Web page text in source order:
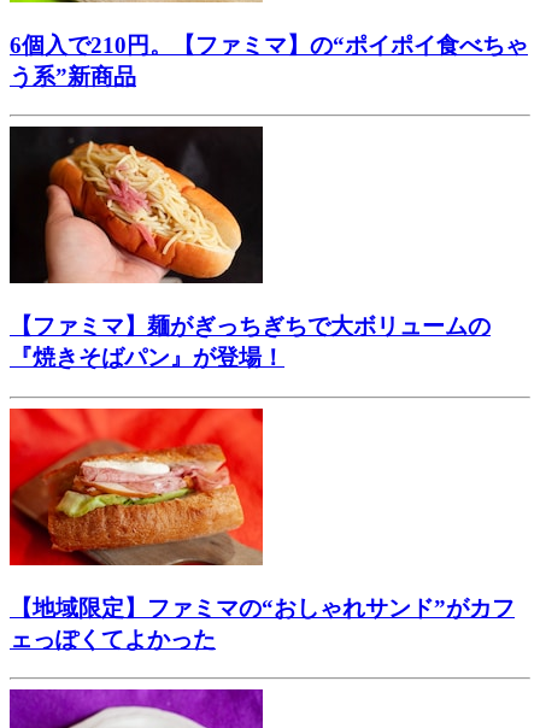
6個入で210円。【ファミマ】の“ポイポイ食べちゃ
う系”新商品
【ファミマ】麺がぎっちぎちで大ボリュームの
『焼きそばパン』が登場！
【地域限定】ファミマの“おしゃれサンド”がカフ
ェっぽくてよかった